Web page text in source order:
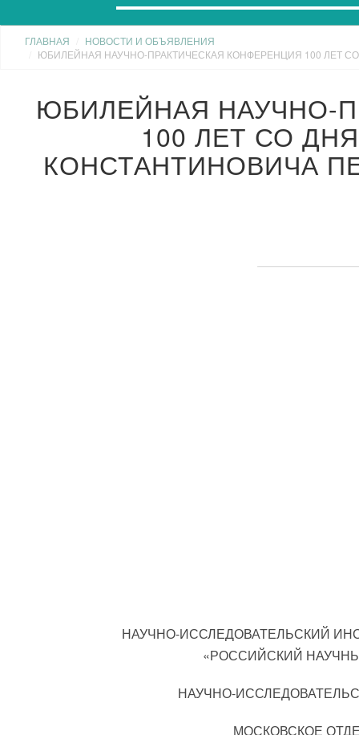
ГЛАВНАЯ
НОВОСТИ И ОБЪЯВЛЕНИЯ
ЮБИЛЕЙНАЯ НАУЧНО-ПРАКТИЧЕСКАЯ КОНФЕРЕНЦИЯ 100 ЛЕТ
ЮБИЛЕЙНАЯ НАУЧНО-
100 ЛЕТ СО
КОНСТАНТИНОВИЧА
НАУЧНО-ИССЛЕДОВАТЕЛЬСКИЙ
«РОССИЙСКИЙ
НАУЧНО-
МОСКОВСКОЕ